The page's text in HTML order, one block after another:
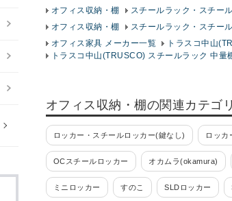
オフィス収納・棚
スチールラック・スチー
オフィス収納・棚
スチールラック・スチー
オフィス家具 メーカー一覧
トラスコ中山
トラスコ中山(TRUSCO) スチールラック 中量
オフィス収納・棚の関連カテゴ
ロッカー・スチールロッカー(鍵なし) ロッカ
OCスチールロッカー オカムラ(okamura)
ミニロッカー すのこ SLDロッカー